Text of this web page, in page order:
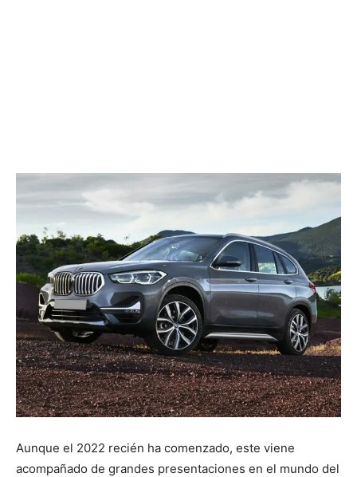
Aunque el 2022 recién ha comenzado, este viene
acompañado de grandes presentaciones en el mundo del